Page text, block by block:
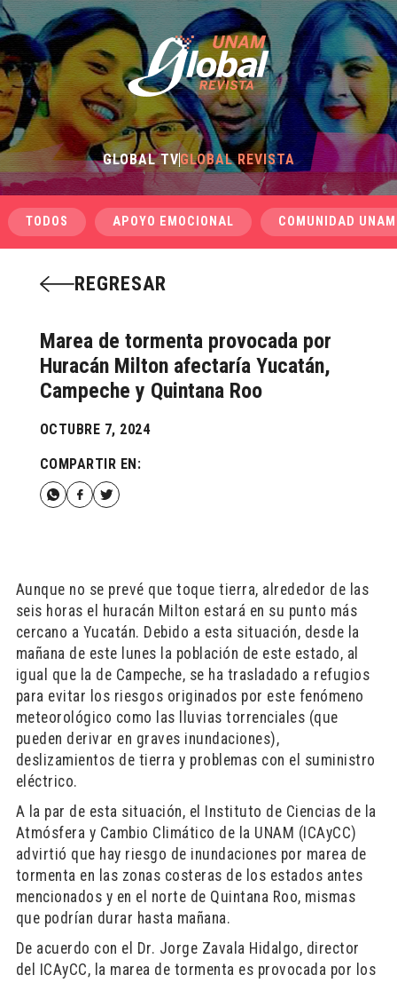
GLOBAL TVGLOBAL REVISTA
TODOS APOYO EMOCIONAL COMUNIDAD UNAM
REGRESAR
Marea de tormenta provocada por
Huracán Milton afectaría Yucatán,
Campeche y Quintana Roo
OCTUBRE 7, 2024
COMPARTIR EN:
Aunque no se prevé que toque tierra, alrededor de las
seis horas el huracán Milton estará en su punto más
cercano a Yucatán. Debido a esta situación, desde la
mañana de este lunes la población de este estado, al
igual que la de Campeche, se ha trasladado a refugios
para evitar los riesgos originados por este fenómeno
meteorológico como las lluvias torrenciales (que
pueden derivar en graves inundaciones),
deslizamientos de tierra y problemas con el suministro
eléctrico.
A la par de esta situación, el Instituto de Ciencias de la
Atmósfera y Cambio Climático de la UNAM (ICAyCC)
advirtió que hay riesgo de inundaciones por marea de
tormenta en las zonas costeras de los estados antes
mencionados y en el norte de Quintana Roo, mismas
que podrían durar hasta mañana.
De acuerdo con el Dr. Jorge Zavala Hidalgo, director
del ICAyCC, la marea de tormenta es provocada por los